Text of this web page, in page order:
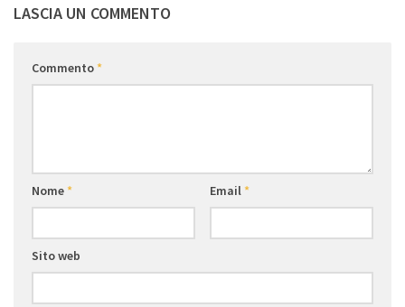
LASCIA UN COMMENTO
Commento*
Nome* Email*
Sito web